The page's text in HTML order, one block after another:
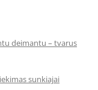
deimantu – tvarus
sunkiajai